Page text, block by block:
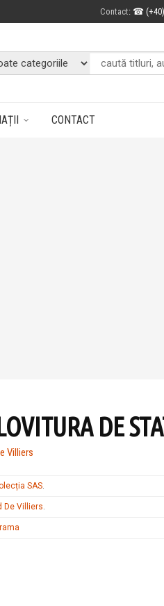
Contact: ☎
CONTACT
DE
Villiers
SAS.
De Villiers.